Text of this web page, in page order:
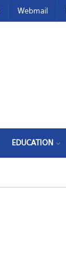
Webmail
EDUCATION